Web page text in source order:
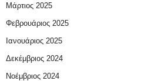
Μάρτιος 2025
Φεβρουάριος 2025
Ιανουάριος 2025
Δεκέμβριος 2024
Νοέμβριος 2024